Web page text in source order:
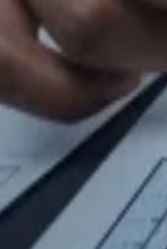
Novo
Novo